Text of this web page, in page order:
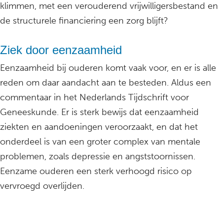
klimmen, met een verouderend vrijwilligersbestand en
de structurele financiering een zorg blijft?
Ziek door eenzaamheid
Eenzaamheid bij ouderen komt vaak voor, en er is alle
reden om daar aandacht aan te besteden. Aldus een
commentaar in het Nederlands Tijdschrift voor
Geneeskunde. Er is sterk bewijs dat eenzaamheid
ziekten en aandoeningen veroorzaakt, en dat het
onderdeel is van een groter complex van mentale
problemen, zoals depressie en angststoornissen.
Eenzame ouderen een sterk verhoogd risico op
vervroegd overlijden.